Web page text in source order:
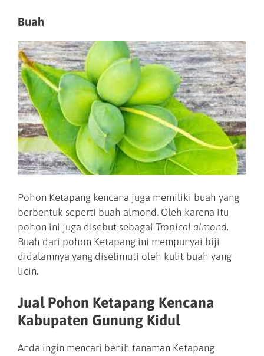
Buah
Pohon Ketapang kencana juga memiliki buah yang
berbentuk seperti buah almond. Oleh karena itu
pohon ini juga disebut sebagai Tropical almond.
Buah dari pohon Ketapang ini mempunyai biji
didalamnya yang diselimuti oleh kulit buah yang
licin.
Jual Pohon Ketapang Kencana
Kabupaten Gunung Kidul
Anda ingin mencari benih tanaman Ketapang